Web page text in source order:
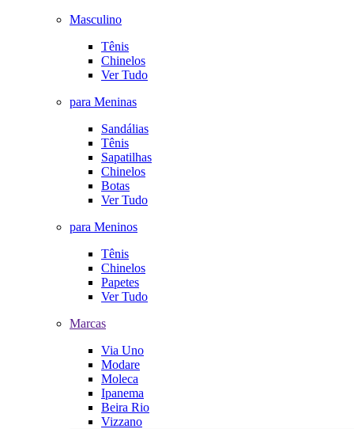
Masculino
Tênis
Chinelos
Ver Tudo
para Meninas
Sandálias
Tênis
Sapatilhas
Chinelos
Botas
Ver Tudo
para Meninos
Tênis
Chinelos
Papetes
Ver Tudo
Marcas
Via Uno
Modare
Moleca
Ipanema
Beira Rio
Vizzano